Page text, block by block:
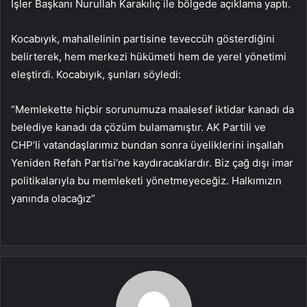
İşler Başkanı Nurullah Karakılıç ile bölgede açıklama yaptı.
Kocabıyık, mahallelinin partisine teveccüh gösterdiğini
belirterek, hem merkezi hükümeti hem de yerel yönetimi
eleştirdi. Kocabıyık, şunları söyledi:
“Memlekette hiçbir sorunumuza maalesef iktidar kanadı da
belediye kanadı da çözüm bulamamıştır. AK Partili ve
CHP’li vatandaşlarımız bundan sonra üyeliklerini inşallah
Yeniden Refah Partisi’ne kaydıracaklardır. Biz çağ dışı imar
politikalarıyla bu memleketi yönetmeyeceğiz. Halkımızın
yanında olacağız”